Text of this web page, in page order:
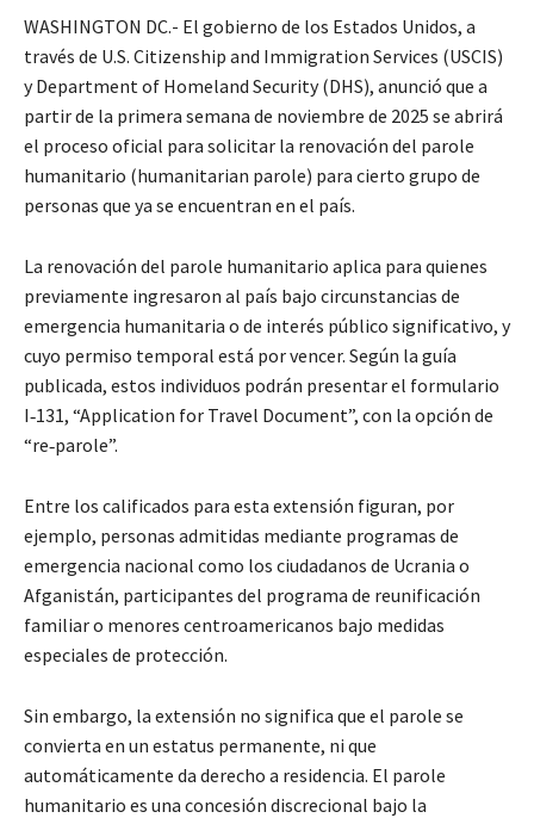
WASHINGTON DC.- El gobierno de los Estados Unidos, a
través de U.S. Citizenship and Immigration Services (USCIS)
y Department of Homeland Security (DHS), anunció que a
partir de la primera semana de noviembre de 2025 se abrirá
el proceso oficial para solicitar la renovación del parole
humanitario (humanitarian parole) para cierto grupo de
personas que ya se encuentran en el país.
La renovación del parole humanitario aplica para quienes
previamente ingresaron al país bajo circunstancias de
emergencia humanitaria o de interés público significativo, y
cuyo permiso temporal está por vencer. Según la guía
publicada, estos individuos podrán presentar el formulario
I‑131, “Application for Travel Document”, con la opción de
“re‑parole”.
Entre los calificados para esta extensión figuran, por
ejemplo, personas admitidas mediante programas de
emergencia nacional como los ciudadanos de Ucrania o
Afganistán, participantes del programa de reunificación
familiar o menores centroamericanos bajo medidas
especiales de protección.
Sin embargo, la extensión no significa que el parole se
convierta en un estatus permanente, ni que
automáticamente da derecho a residencia. El parole
humanitario es una concesión discrecional bajo la